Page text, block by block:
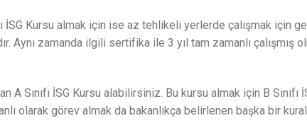
İSG Kursu almak için ise az tehlikeli yerlerde çalışmak için
Aynı zamanda ilgili sertifika ile 3 yıl tam zamanlı çalışmış
A Sınıfı İSG Kursu alabilirsiniz. Bu kursu almak için B Sınıfı
olarak görev almak da bakanlıkça belirlenen başka bir